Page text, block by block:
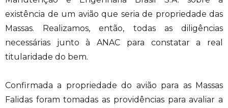
existência de um avião que seria de propriedade das
Massas. Realizamos, então, todas as diligências
necessárias junto à ANAC para constatar a real
titularidade do bem.
Confirmada a propriedade do avião para as Massas
Falidas foram tomadas as providências para avaliar a